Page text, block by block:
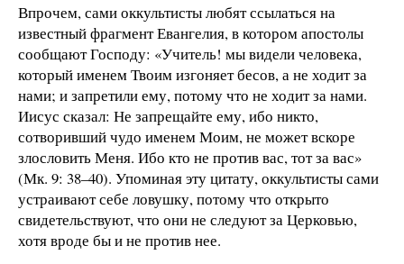
Впрочем, сами оккультисты любят ссылаться на
известный фрагмент Евангелия, в котором апостолы
сообщают Господу: «Учитель! мы видели человека,
который именем Твоим изгоняет бесов, а не ходит за
нами; и запретили ему, потому что не ходит за нами.
Иисус сказал: Не запрещайте ему, ибо никто,
сотворивший чудо именем Моим, не может вскоре
злословить Меня. Ибо кто не против вас, тот за вас»
(Мк. 9: 38–40). Упоминая эту цитату, оккультисты сами
устраивают себе ловушку, потому что открыто
свидетельствуют, что они не следуют за Церковью,
хотя вроде бы и не против нее.